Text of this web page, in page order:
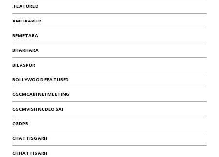
.FEATURED
AMBIKAPUR
BEMETARA
BHAKHARA
BILASPUR
BOLLYWOOD FEATURED
CGCMCABINETMEETING
CGCMVISHNUDEOSAI
CGDPR
CHATTISGARH
CHHATTISARH